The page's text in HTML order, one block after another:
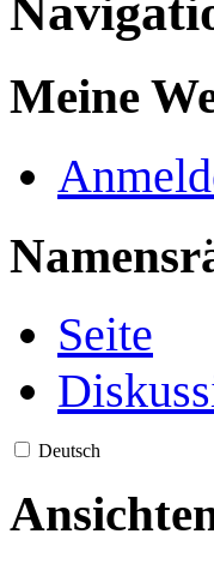
Meine
Seite
Deutsch